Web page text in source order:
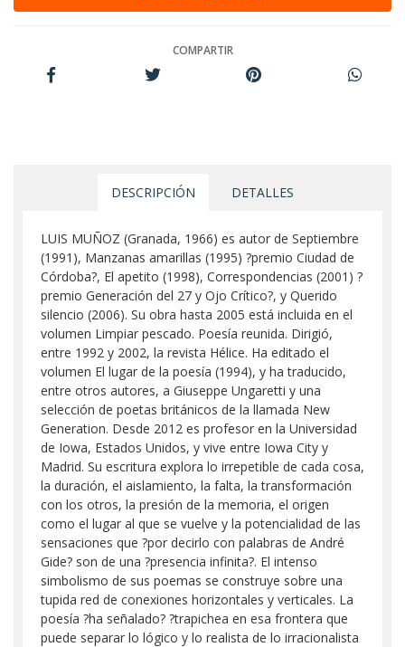
COMPARTIR
DESCRIPCIÓN DETALLES
LUIS MUÑOZ (Granada, 1966) es autor de Septiembre
(1991), Manzanas amarillas (1995) ?premio Ciudad de
Córdoba?, El apetito (1998), Correspondencias (2001) ?
premio Generación del 27 y Ojo Crítico?, y Querido
silencio (2006). Su obra hasta 2005 está incluida en el
volumen Limpiar pescado. Poesía reunida. Dirigió,
entre 1992 y 2002, la revista Hélice. Ha editado el
volumen El lugar de la poesía (1994), y ha traducido,
entre otros autores, a Giuseppe Ungaretti y una
selección de poetas británicos de la llamada New
Generation. Desde 2012 es profesor en la Universidad
de Iowa, Estados Unidos, y vive entre Iowa City y
Madrid. Su escritura explora lo irrepetible de cada cosa,
la duración, el aislamiento, la falta, la transformación
con los otros, la presión de la memoria, el origen
como el lugar al que se vuelve y la potencialidad de las
sensaciones que ?por decirlo con palabras de André
Gide? son de una ?presencia infinita?. El intenso
simbolismo de sus poemas se construye sobre una
tupida red de conexiones horizontales y verticales. La
poesía ?ha señalado? ?trapichea en esa frontera que
puede separar lo lógico y lo realista de lo irracionalista